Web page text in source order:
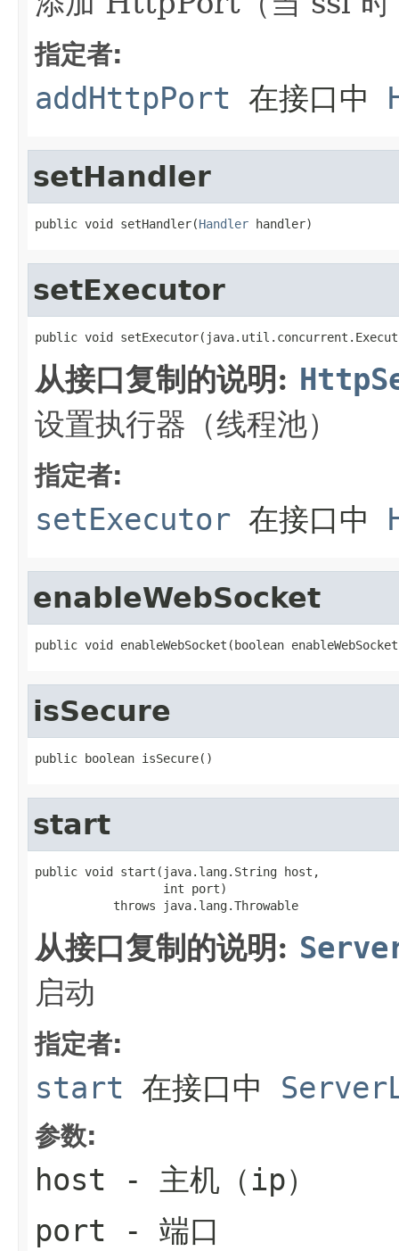
指定者:
addHttpPort 在接口中
setHandler
public void setHandler(Handler handler)
setExecutor
public void
从接口复制的说明:
设置执行器（线程池）
指定者:
setExecutor 在接口中
enableWebSocket
public void enableWebSocket(boolean
isSecure
public boolean isSecure()
start
public void start(java.lang.String host,
                  int port)
           throws java.lang.Throwable
从接口复制的说明:
启动
指定者:
start 在接口中
参数:
host - 主机（ip）
port - 端口